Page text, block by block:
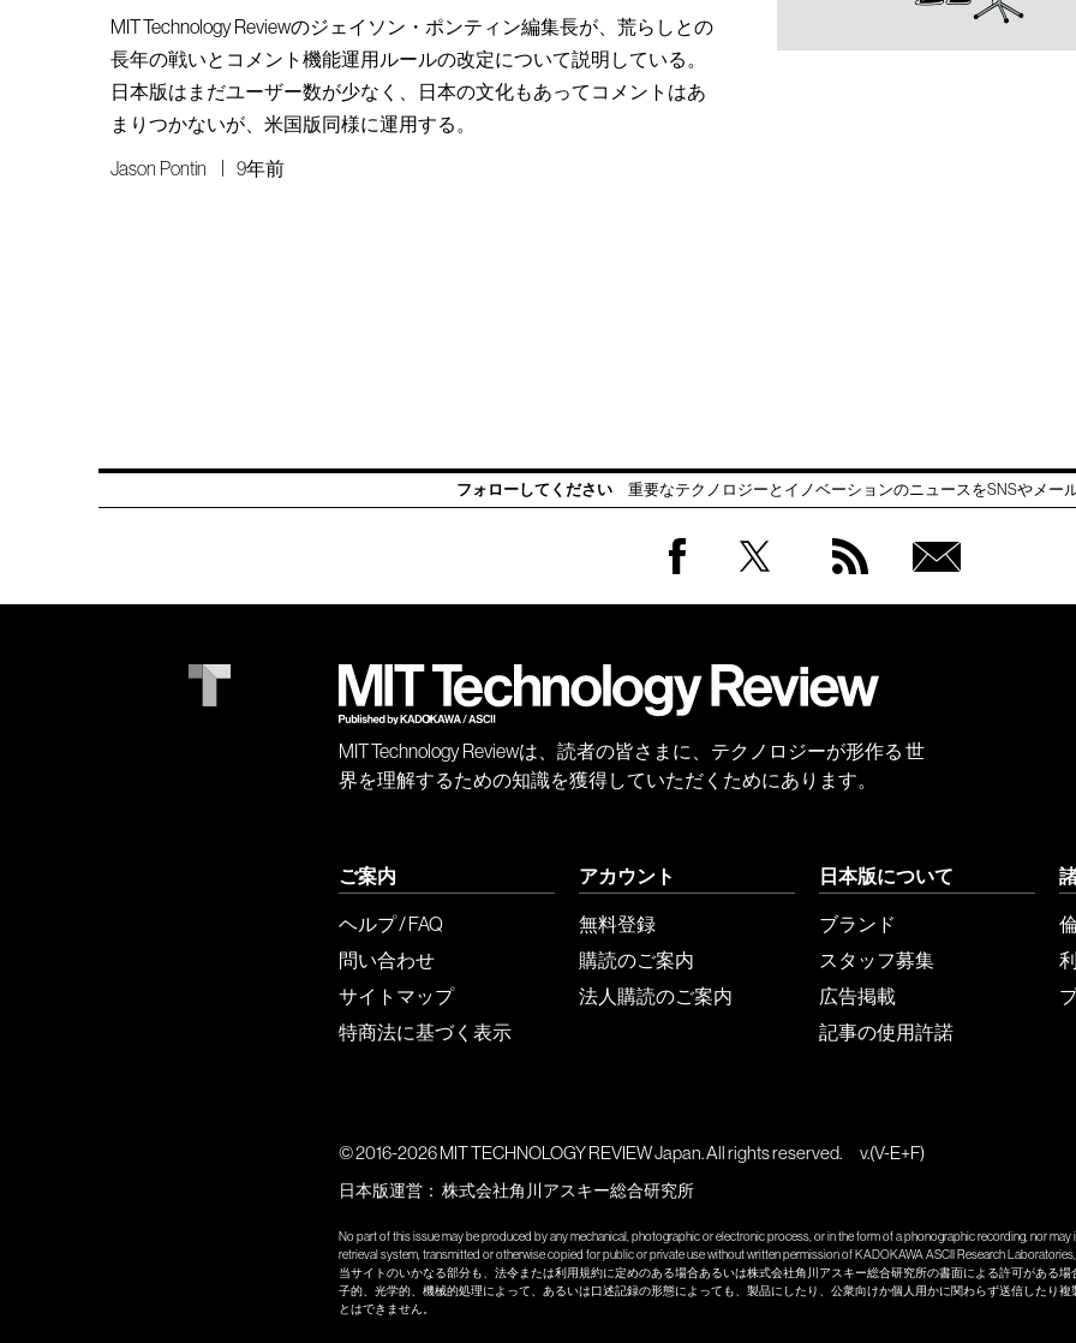
MIT Technology Reviewのジェイソン・ポンティン編集長が、荒らしとの
長年の戦いとコメント機能運用ルールの改定について説明している。
日本版はまだユーザー数が少なく、日本の文化もあってコメントはあ
まりつかないが、米国版同様に運用する。
Jason Pontin 9年前
フォローしてください 重要なテクノロジーとイノベーションのニュースをSNSやメー
会員
MIT Technology Reviewは、読者の皆さまに、テクノロジーが形作る 世
界を理解するための知識を獲得していただくためにあります。
ご案内
ヘルプ / FAQ
問い合わせ
サイトマップ
特商法に基づく表示
アカウント
無料登録
購読のご案内
法人購読のご案内
日本版について
ブランド
スタッフ募集
広告掲載
記事の使用許諾
© 2016-2026 MIT TECHNOLOGY REVIEW Japan. All rights reserved. v.(V-E+F)
日本版運営： 株式会社角川アスキー総合研究所
No part of this issue may be produced by any mechanical, photographic or electronic process, or in the form of a phonographic recording, nor may
retrieval system, transmitted or otherwise copied for public or private use without written permission of KADOKAWA ASCII Research Laboratories,
当サイトのいかなる部分も、法令または利用規約に定めのある場合あるいは株式会社角川アスキー総合研究所の書面による許可がある場
子的、光学的、機械的処理によって、あるいは口述記録の形態によっても、製品にしたり、公衆向けか個人用かに関わらず送信したり複
とはできません。